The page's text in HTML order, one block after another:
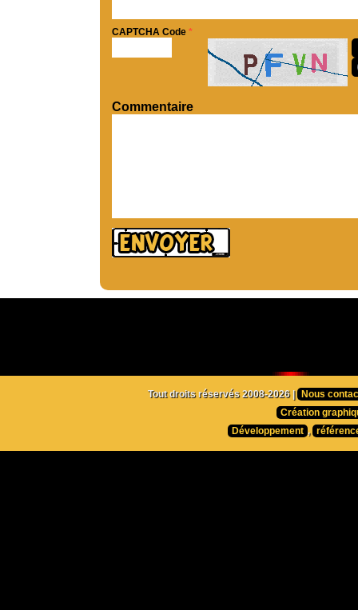
CAPTCHA Code *
Commentaire
Tout droits réservés 2008-2026 |
Nous
Création
Développement ,